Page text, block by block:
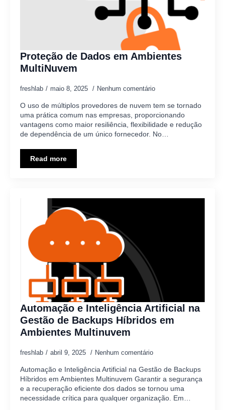
Proteção de Dados em Ambientes
MultiNuvem
freshlab maio 8, 2025 Nenhum comentário
O uso de múltiplos provedores de nuvem tem se tornado
uma prática comum nas empresas, proporcionando
vantagens como maior resiliência, flexibilidade e redução
de dependência de um único fornecedor. No…
Read more
Automação e Inteligência Artificial na
Gestão de Backups Híbridos em
Ambientes Multinuvem
freshlab abril 9, 2025 Nenhum comentário
Automação e Inteligência Artificial na Gestão de Backups
Híbridos em Ambientes Multinuvem Garantir a segurança
e a recuperação eficiente dos dados se tornou uma
necessidade crítica para qualquer organização. Em…